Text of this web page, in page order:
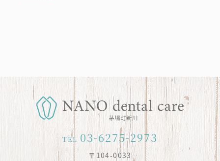
TEL 03-6275-2973
〒104-0033